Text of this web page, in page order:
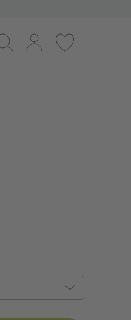
Suche Log-in Merkliste